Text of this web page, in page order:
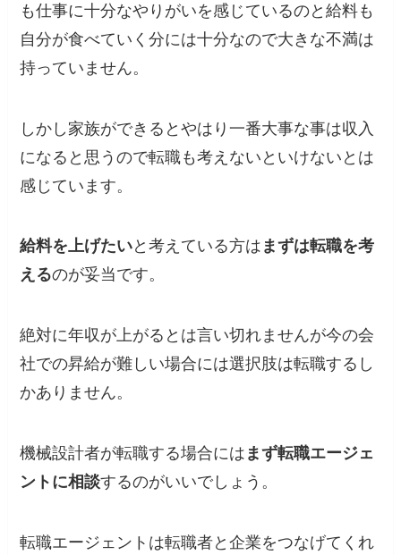
も仕事に十分なやりがいを感じているのと給料も
自分が食べていく分には十分なので大きな不満は
持っていません。
しかし家族ができるとやはり一番大事な事は収入
になると思うので転職も考えないといけないとは
感じています。
給料を上げたいと考えている方は まずは転職を考
えるのが妥当です。
絶対に年収が上がるとは言い切れませんが今の会
社での昇給が難しい場合には選択肢は転職するし
かありません。
機械設計者が転職する場合には まず転職エージェ
ントに相談するのがいいでしょう。
転職エージェントは転職者と企業をつなげてくれ